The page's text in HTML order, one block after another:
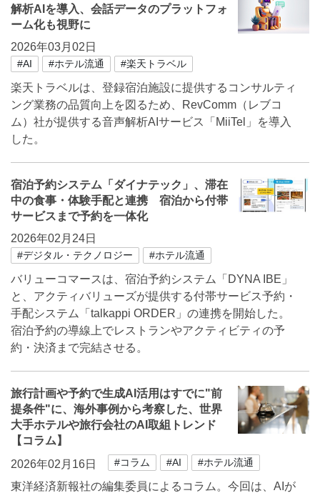
解析AIを導入、会話データのプラットフォ
ーム化も視野に
2026年03月02日
#AI #ホテル流通 #楽天トラベル
楽天トラベルは、登録宿泊施設に提供するコンサルティ
ング業務の品質向上を図るため、RevComm（レブコ
ム）社が提供する音声解析AIサービス「MiiTel」を導入
した。
宿泊予約システム「ダイナテック」、滞在
中の食事・体験手配と連携 宿泊から付帯
サービスまで予約を一体化
2026年02月24日
#デジタル・テクノロジー #ホテル流通
バリューコマースは、宿泊予約システム「DYNA IBE」
と、アクティバリューズが提供する付帯サービス予約・
手配システム「talkappi ORDER」の連携を開始した。
宿泊予約の導線上でレストランやアクティビティの予
約・決済まで完結させる。
旅行計画や予約で生成AI活用はすでに"前
提条件"に、海外事例から考察した、世界
大手ホテルや旅行会社のAI取組トレンド
【コラム】
2026年02月16日
#コラム #AI #ホテル流通
東洋経済新報社の編集委員によるコラム。今回は、AIが